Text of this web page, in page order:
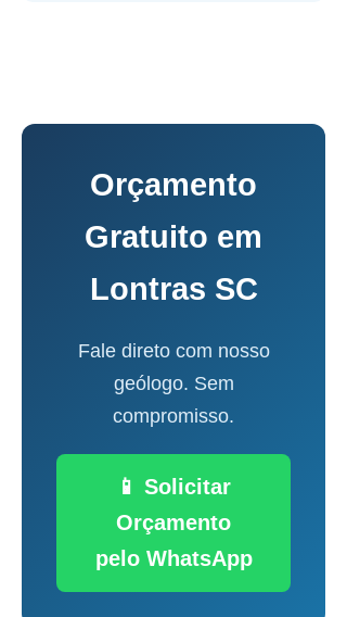
Orçamento
Gratuito em
Lontras SC
Fale direto com nosso
geólogo. Sem
compromisso.
📱 Solicitar
Orçamento
pelo WhatsApp